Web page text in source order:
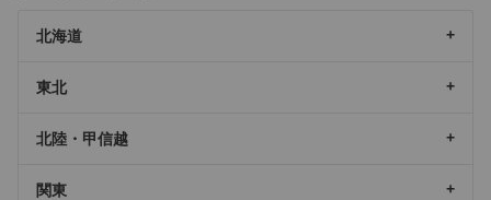
北海道
東北
北陸・甲信越
関東